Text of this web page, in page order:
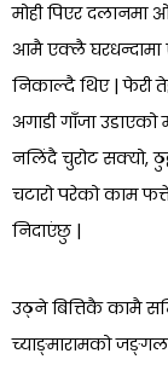
मोही पिएर दलानमा
आमै एक्लै घरधन्दामा
निकाल्दै थिए | फेरी
अगाडी गाँजा
नलिंदै चुरोट सक्यो,
चटारो परेको काम
निदाएंछु |
उठ्ने बित्तिकै कामै
च्याङ्मारामको